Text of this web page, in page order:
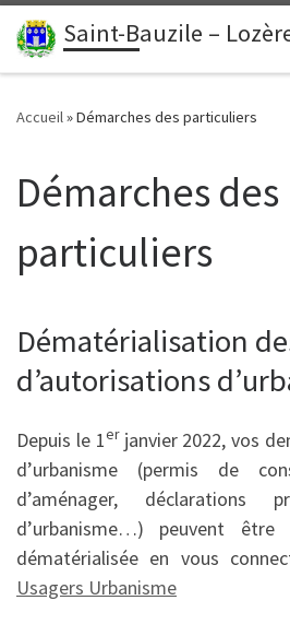
principal
Passer au contenu
Saint-Bauzile –
Accueil»Démarches des particuliers
Démarches des
particuliers
Dématérialisation
d’autorisations
Depuis le 1erjanvier 2022, vos
d’urbanisme (permis de
d’aménager, déclarations
d’urbanisme…) peuvent
dématérialisée en vous
Usagers Urbanisme